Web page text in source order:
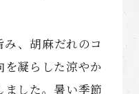
、胡麻だれのコ
を凝らした涼やか
ました。暑い季節